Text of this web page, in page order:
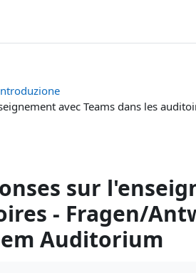
avec Teams dans les
sur
- Fragen/
Auditorium